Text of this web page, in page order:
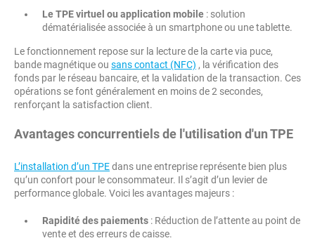
Le TPE virtuel ou application mobile : solution
dématérialisée associée à un smartphone ou une tablette.
Le fonctionnement repose sur la lecture de la carte via puce,
bande magnétique ou sans contact (NFC) , la vérification des
fonds par le réseau bancaire, et la validation de la transaction. Ces
opérations se font généralement en moins de 2 secondes,
renforçant la satisfaction client.
Avantages concurrentiels de l'utilisation d'un TPE
L’installation d’un TPEdans une entreprise représente bien plus
qu’un confort pour le consommateur. Il s’agit d’un levier de
performance globale. Voici les avantages majeurs :
Rapidité des paiements : Réduction de l’attente au point de
vente et des erreurs de caisse.